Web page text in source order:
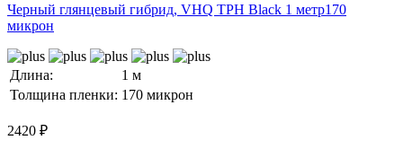
Черный глянцевый гибрид, VHQ TPH Black 1 метр170
микрон
Длина:
1 м
Толщина пленки: 170 микрон
2420 ₽